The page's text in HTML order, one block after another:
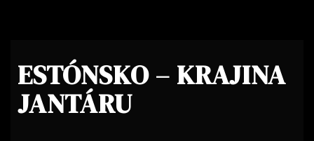
ESTÓNSKO – KRAJINA
JANTÁRU